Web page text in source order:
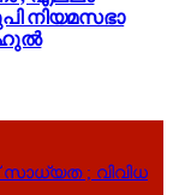
നിയമസഭാ
; വിവിധ